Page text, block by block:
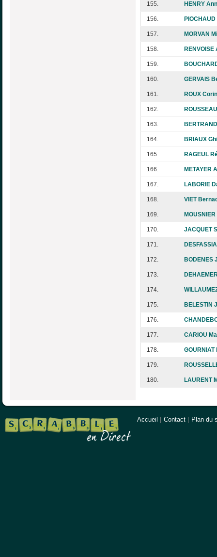
155. HENRY
156.
157. MORVAN
158.
159.
160. GERVAIS
161. ROUX
162.
163.
164. BRIAUX
165. RAGEUL
166. METAYER
167. LABORIE
168. VIET
169.
170. JACQUET
171.
172. BODENES
173.
174.
175. BELESTIN
176.
177. CARIOU
178. GOURNIAT
179.
180. LAURENT
Accueil Contact Plan du